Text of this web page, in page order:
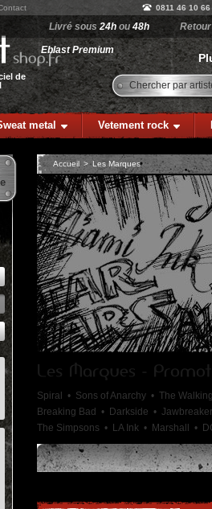
de
Chercher par
0811 46 10 66
Livré sous24h ou48h
Eblast Premium
metal Vetement rock
Accueil > Les Marques
Spiral • Sons of Anarchy • The
Breaking Bad • Darkside •
The Simpsons • LA Ink • Marshall •